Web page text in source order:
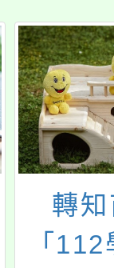
轉
「